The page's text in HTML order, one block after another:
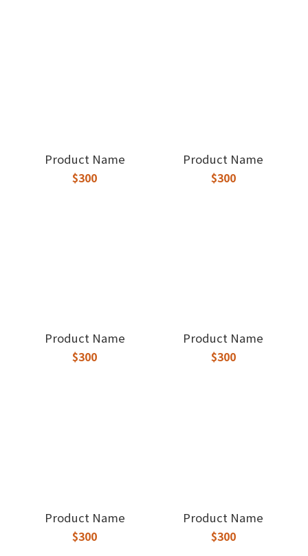
Product Name
$300
Product Name
$300
Product Name
$300
Product Name
$300
Product Name
$300
Product Name
$300